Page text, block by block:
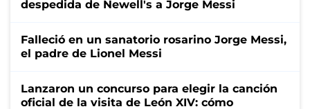
despedida de Newell's a Jorge Messi
Falleció en un sanatorio rosarino Jorge Messi,
el padre de Lionel Messi
Lanzaron un concurso para elegir la canción
oficial de la visita de León XIV: cómo